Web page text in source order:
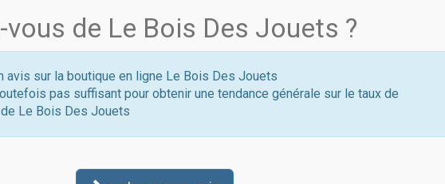
vous de Le Bois Des Jouets ?
avis sur la boutique en ligne Le Bois Des Jouets
pas suffisant pour obtenir une tendance générale sur le taux de
Le Bois Des Jouets